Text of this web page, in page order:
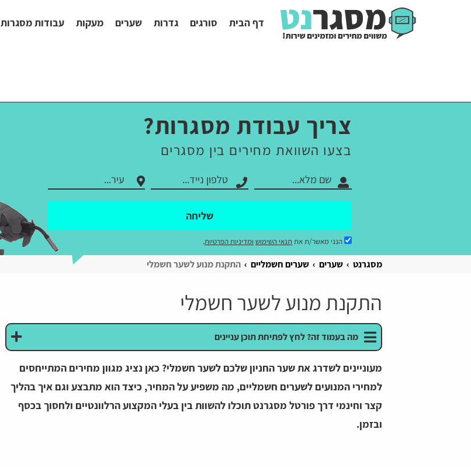
דף הבית סורגים גדרות שערים מעקות עבודות מסגרות
צריך עבודת מסגרות?
בצעו השוואת מחירים בין מסגרים
שליחה
הנני מאשר/ת את תנאי השימוש ומדיניות הפרטיות.
מסגרנט שערים שערים חשמליים התקנת מנוע לשער חשמלי
התקנת מנוע לשער חשמלי
מה בעמוד זה? לחץ לפתיחת תוכן עניינים
מעוניינים לשדרג את שער החניון שלכם לשער חשמלי? כאן נציג מגוון מחירים המתייחסים
למחירי המנועים לשערים חשמליים, מה משפיע על המחיר, כיצד הוא מתבצע וגם איך בהליך
קצר וחינמי דרך פורטל מסגרנט תוכלו להשוות בין בעלי המקצוע הרלוונטיים ולחסוך בכסף
ובזמן.